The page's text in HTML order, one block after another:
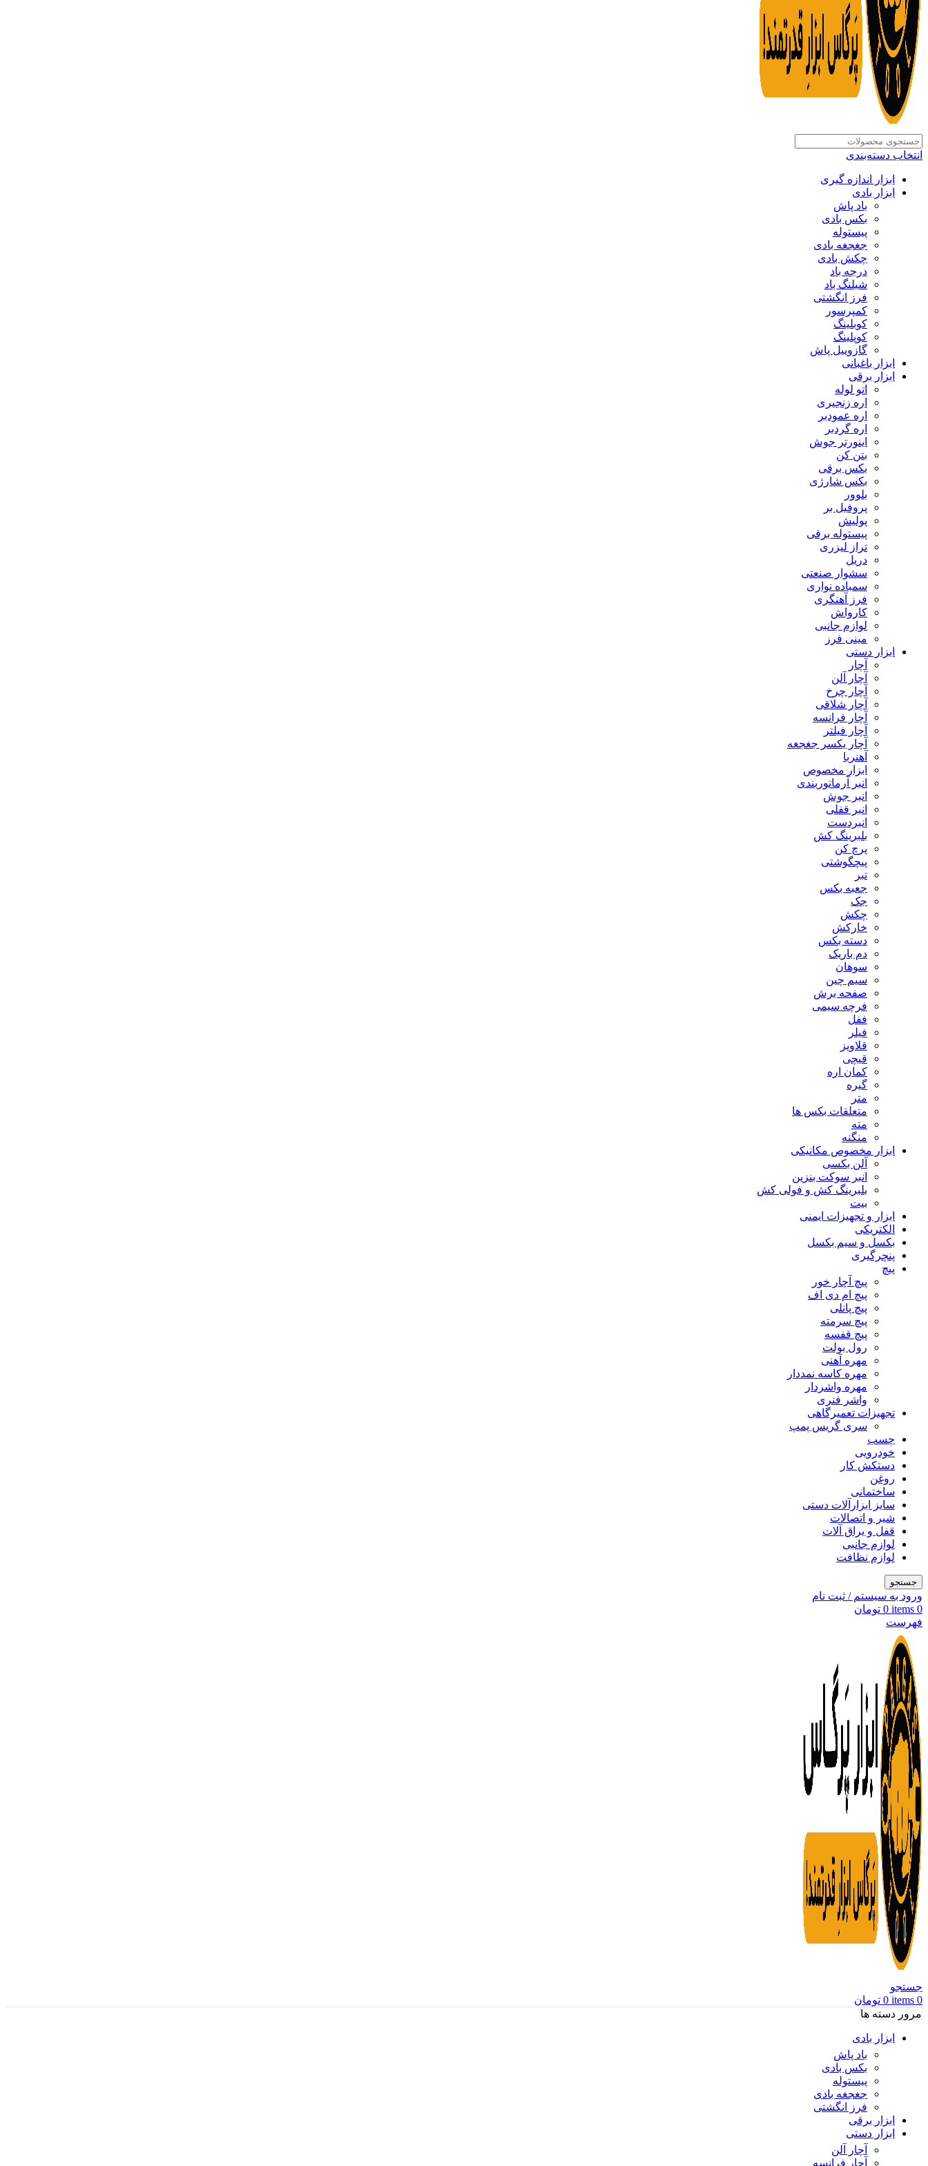
انتخاب دسته‌بندی
ابزار اندازه گیری
ابزار بادی
باد پاش
بکس بادی
پیستوله
جغجغه بادی
چکش بادی
درجه باد
شیلنگ باد
فرز انگشتی
کمپرسور
کوبلینگ
کوپلینگ
گازوییل پاش
ابزار باغبانی
ابزار برقی
اتو لوله
اره زنجیری
اره عمودبر
اره گردبر
اینورتر جوش
بتن کن
بکس برقی
بکس شارژی
بلوور
پروفیل بر
پولیش
پیستوله برقی
تراز لیزری
دریل
سشوار صنعتی
سمباده نواری
فرز آهنگری
کارواش
لوازم جانبی
مینی فرز
ابزار دستی
آچار
آچار آلن
آچار چرخ
آچار شلاقی
آچار فرانسه
آچار فیلتر
آچار یکسر جغجغه
آهنربا
ابزار مخصوص
انبر آرماتوربندی
انبر جوش
انبر قفلی
انبردست
بلبرینگ کش
پرچ کن
پیچگوشتی
تبر
جعبه بکس
جک
چکش
خارکش
دسته بکس
دم باریک
سوهان
سیم چین
صفحه برش
فرچه سیمی
ففل
فیلر
قلاویز
قیچی
کمان اره
گیره
متر
متعلقات بکس ها
مته
منگنه
ابزار مخصوص مکانیکی
آلن بکسی
انبر سوکت بنزین
بلبرینگ کش و فولی کش
بیت
ابزار و تجهیزات ایمنی
الکتریکی
بکسل و سیم بکسل
پنچرگیری
پیچ
پیچ آچار خور
پیچ ام دی اف
پیچ پانلی
پیچ سرمته
پیچ قفسه
رول بولت
مهره آهنی
مهره کاسه نمددار
مهره واشردار
واشر فنری
تجهیزات تعمیرگاهی
سری گریس پمپ
چسب
خودرویی
دستکش کار
روغن
ساختمانی
سایز ابزارآلات دستی
شیر و اتصالات
قفل و یراق آلات
لوازم جانبی
لوازم نظافت
جستجو
ورود به سیستم / ثبت نام
0
items
0 تومان
فهرست
جستجو
0
items
0 تومان
مرور دسته ها
ابزار بادی
باد پاش
بکس بادی
پیستوله
جغجغه بادی
فرز انگشتی
ابزار برقی
ابزار دستی
آچار آلن
آچار فرانسه